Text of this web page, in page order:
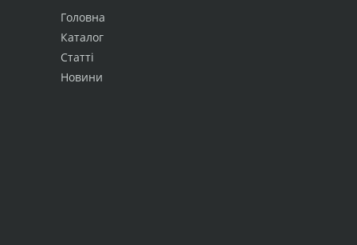
Головна
Каталог
Статті
Новини